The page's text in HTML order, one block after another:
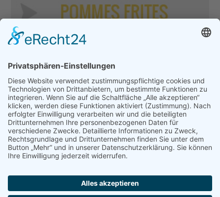
Inhaltsverzeichnis
WAS Pommesschneider
Lacor Pommesschneider
Pommesschneider von Küchenprofi
Gefu Pommesschneider
Westmark Pommesschneider
Leifheit Pommesschneider
Andrew James Pommesschneider
Shef Pommesschneider
Zyliss Pommesschneider
Impressum,Datenschutz& Copyright © 2011 - 2026 by